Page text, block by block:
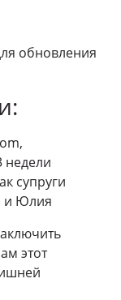
обновления
недели
супруги
и Юлия
этот